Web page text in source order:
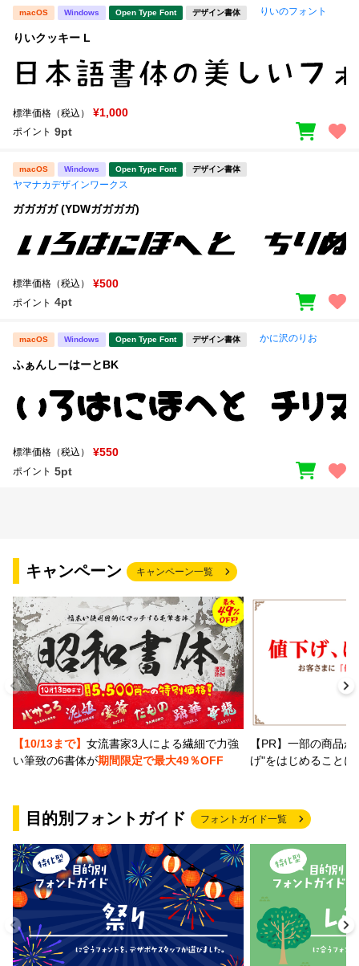
macOS Windows Open Type Font デザイン書体 りいのフォント
りいクッキー L
標準価格（税込） ¥1,000
ポイント 9pt
macOS Windows Open Type Font デザイン書体
ヤマナカデザインワークス
ガガガガ (YDWガガガガ)
標準価格（税込） ¥500
ポイント 4pt
macOS Windows Open Type Font デザイン書体 かに沢のりお
ふぁんしーはーとBK
標準価格（税込） ¥550
ポイント 5pt
キャンペーン キャンペーン一覧
【10/13まで】 女流書家3人による繊細で力強
い筆致の6書体が期間限定で最大49％OFF
【PR】一部の商品
げ"をはじめること
目的別フォントガイド フォントガイド一覧